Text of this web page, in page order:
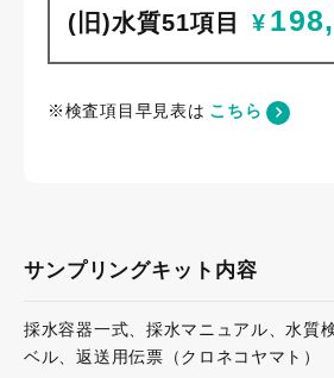
(旧)水質51項目 ¥
※検査項目早見表は こちら
サンプリングキット内容
採水容器一式、採水マニュアル、水質
ベル、返送用伝票（クロネコヤマト）